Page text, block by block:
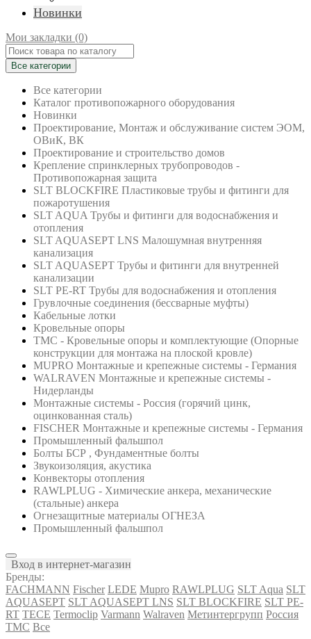
Новинки
Мои закладки (0)
Все категории
Все категории
Каталог противопожарного оборудования
Новинки
Проектирование, Монтаж и обслуживание систем ЭОМ,
ОВиК, ВК
Проектирование и строительство домов
Крепление спринклерных трубопроводов -
Противопожарная защита
SLT BLOCKFIRE Пластиковые трубы и фитинги для
пожаротушения
SLT AQUA Трубы и фитинги для водоснабжения и
отопления
SLT AQUASEPT LNS Малошумная внутренняя
канализация
SLT AQUASEPT Трубы и фитинги для внутренней
канализации
SLT PE-RT Трубы для водоснабжения и отопления
Грувлочные соединения (бессварные муфты)
Кабельные лотки
Кровельные опоры
ТМС - Кровельные опоры и комплектующие (Опорные
конструкции для монтажа на плоской кровле)
MUPRO Монтажные и крепежные системы - Германия
WALRAVEN Монтажные и крепежные системы -
Нидерланды
Монтажные системы - Россия (горячий цинк,
оцинкованная сталь)
FISCHER Монтажные и крепежные системы - Германия
Промышленный фальшпол
Болты БСР , Фундаментные болты
Звукоизоляция, акустика
Конвекторы отопления
RAWLPLUG - Химические анкера, механические
(стальные) анкера
Огнезащитные материалы ОГНЕЗА
Промышленный фальшпол
Вход в интернет-магазин
Бренды:
FACHMANN Fischer LEDE Mupro RAWLPLUG SLT Aqua SLT
AQUASEPT SLT AQUASEPT LNS SLT BLOCKFIRE SLT PE-
RT TECE Termoclip Varmann Walraven Метинтергрупп Россия
ТМС Все